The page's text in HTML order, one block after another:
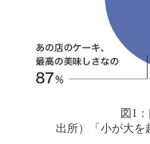
図1
出所）「小が大を